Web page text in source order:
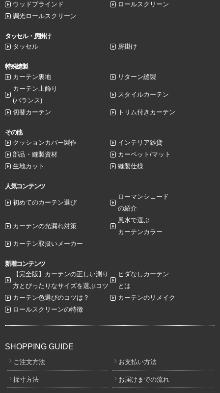
ウッドブラインド
ロールスクリーン
調光ロールスクリーン
タッセル・房掛け
タッセル
房掛け
特殊縫製
カーテン裏地
リターン縫製
カーテン上飾り
(バランス)
スタイルカーテン
切替カーテン トリム付きカーテン
その他
クッションカバー製作
インテリア雑貨
部品・縫製資材
カーペット/マット
生地カット
縫製仕様
人気コンテンツ
初めてのカーテン選び
ローマンシェード
の紹介
カーテンの光漏れ対策
風水で選ぶ
カーテンカラー
カーテン取扱いメーカー
新着コンテンツ
【完全版】カーテンの正しい測り
方とぴったりなサイズを選ぶコツ
ヒダなしカーテン
とは
カーテン色選びのコツは？
カーテンのリメイク
ロールスクリーンの特徴
SHOPPING GUIDE
ご注文方法 お支払い方法
採寸方法 お届けまでの流れ